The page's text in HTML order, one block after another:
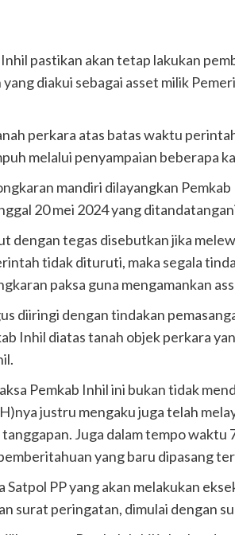
pastikan akan tetap lakukan
diakui sebagai asset milik
perkara atas batas waktu
melalui penyampaian beberapa
mandiri dilayangkan
20 mei 2024 yang
dengan tegas disebutkan jika
tidak dituruti, maka segala
paksa guna mengamankan
diiringi dengan tindakan
Inhil diatas tanah objek perkara
Pemkab Inhil ini bukan tidak
justru mengaku juga telah
Juga dalam tempo
yang baru dipasang
Satpol PP yang akan melakukan
surat peringatan, dimulai dengan